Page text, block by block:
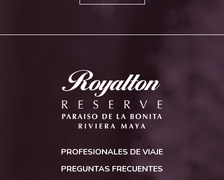
Paraíso
de
PROFESIONALES DE VIAJE
PREGUNTAS FRECUENTES